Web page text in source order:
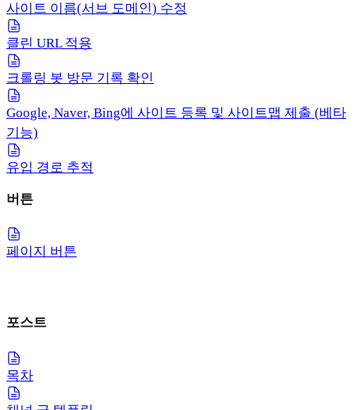
사이트 이름(서브 도메인) 수정
클린 URL 적용
크롤링 봇 방문 기록 확인
Google, Naver, Bing에 사이트 등록 및 사이트맵 제출 (베타
기능)
유입 경로 추적
버튼
페이지 버튼
포스트
목차